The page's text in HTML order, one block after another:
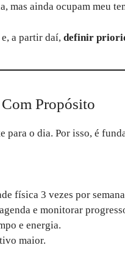
mas ainda ocupam meu
a partir daí, definir
Propósito
para o dia. Por isso, é
física 3 vezes por
e monitorar
e energia.
maior.